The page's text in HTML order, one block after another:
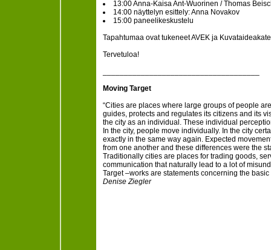
13:00 Anna-Kaisa Ant-Wuorinen / Thomas
14:00 näyttelyn esittely: Anna Novakov
15:00 paneelikeskustelu
Tapahtumaa ovat tukeneet AVEK ja
Tervetuloa!
Moving Target
“Cities are places where large groups of people
guides, protects and regulates its citizens and its
the city as an individual. These individual
In the city, people move individually. In the city
exactly in the same way again. Expected
from one another and these differences were the
Traditionally cities are places for trading goods,
communication that naturally lead to a lot of
Target –works are statements concerning the
Denise Ziegler